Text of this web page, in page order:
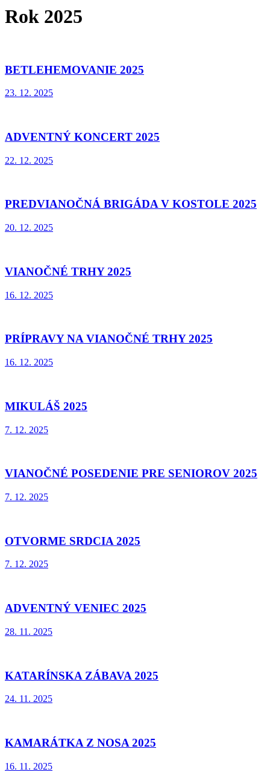
Rok 2025
BETLEHEMOVANIE 2025
23. 12. 2025
ADVENTNÝ KONCERT 2025
22. 12. 2025
PREDVIANOČNÁ BRIGÁDA V KOSTOLE 2025
20. 12. 2025
VIANOČNÉ TRHY 2025
16. 12. 2025
PRÍPRAVY NA VIANOČNÉ TRHY 2025
16. 12. 2025
MIKULÁŠ 2025
7. 12. 2025
VIANOČNÉ POSEDENIE PRE SENIOROV 2025
7. 12. 2025
OTVORME SRDCIA 2025
7. 12. 2025
ADVENTNÝ VENIEC 2025
28. 11. 2025
KATARÍNSKA ZÁBAVA 2025
24. 11. 2025
KAMARÁTKA Z NOSA 2025
16. 11. 2025